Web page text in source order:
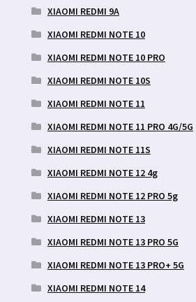
XIAOMI REDMI 9A
XIAOMI REDMI NOTE 10
XIAOMI REDMI NOTE 10 PRO
XIAOMI REDMI NOTE 10S
XIAOMI REDMI NOTE 11
XIAOMI REDMI NOTE 11 PRO 4G/5G
XIAOMI REDMI NOTE 11S
XIAOMI REDMI NOTE 12 4g
XIAOMI REDMI NOTE 12 PRO 5g
XIAOMI REDMI NOTE 13
XIAOMI REDMI NOTE 13 PRO 5G
XIAOMI REDMI NOTE 13 PRO+ 5G
XIAOMI REDMI NOTE 14